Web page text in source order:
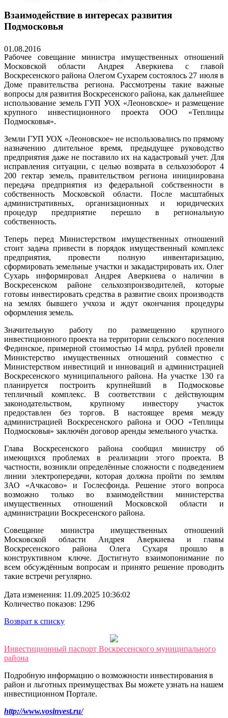
Взаимодействие в интересах развития
Подмосковья
01.08.2016
Рабочее совещание министра имущественных отношений
Московской области Андрея Аверкиева с главой
Воскресенского района Олегом Сухарем состоялось 27 июля в
Доме правительства региона. Рассмотрены такие важные
вопросы для развития Воскресенского района, как дальнейшее
использование земель ГУП УОХ «Леоновское» и размещение
крупного инвестиционного проекта ООО «Теплицы
Подмосковья».
Земли ГУП УОХ «Леоновское» не использовались по прямому
назначению длительное время, предыдущее руководство
предприятия даже не поставило их на кадастровый учет. Для
исправления ситуации, с целью возврата в сельхозоборот 4
200 гектар земель, правительством региона инициирована
передача предприятия из федеральной собственности в
собственность Московской области. После масштабных
административных, организационных и юридических
процедур предприятие перешло в региональную
собственность.
Теперь перед Министерством имущественных отношений
стоит задача привести в порядок имущественный комплекс
предприятия, провести полную инвентаризацию,
сформировать земельные участки и закадастрировать их. Олег
Сухарь информировал Андрея Аверкиева о наличии в
Воскресенском районе сельхозпроизводителей, которые
готовы инвестировать средства в развитие своих производств
на землях бывшего учхоза и ждут окончания процедуры
оформления земель.
Значительную работу по размещению крупного
инвестиционного проекта на территории сельского поселения
Фединское, примерной стоимостью 14 млрд. рублей провели
Министерство имущественных отношений совместно с
Министерством инвестиций и инноваций и администрацией
Воскресенского муниципального района. На участке 130 га
планируется построить крупнейший в Подмосковье
тепличный комплекс. В соответствии с действующим
законодательством, крупному инвестору участок
предоставлен без торгов. В настоящее время между
администрацией Воскресенского района и ООО «Теплицы
Подмосковья» заключён договор аренды земельного участка.
Глава Воскресенского района сообщил министру об
имеющихся проблемах в реализации этого проекта. В
частности, возникли определённые сложности с подведением
линии электропередачи, которая должна пройти по землям
ЗАО «Ачкасово» и Гослесфонда. Решение этого вопроса
возможно только во взаимодействии министерства
имущественных отношений Московской области и
администрации Воскресенского района.
Совещание министра имущественных отношений
Московской области Андрея Аверкиева и главы
Воскресенского района Олега Сухаря прошло в
конструктивном ключе. Достигнуто взаимопонимание по
всем обсуждённым вопросам и принято решение проводить
такие встречи регулярно.
Дата изменения: 11.09.2025 10:36:02
Количество показов: 1296
Возврат к списку
Инвестиционный паспорт Воскресенского муниципального
района
Подробную информацию о возможности инвестирования в
район и льготных преимуществах Вы можете узнать на нашем
инвестиционном Портале.
http://www.vosinvest.ru/